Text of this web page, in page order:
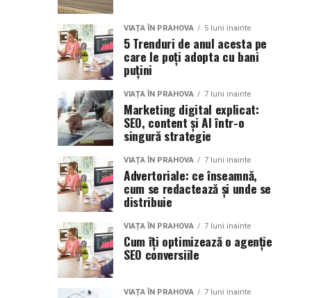
VIAȚA ÎN PRAHOVA 5 luni inainte
5 Trenduri de anul acesta pe
care le poți adopta cu bani
puțini
VIAȚA ÎN PRAHOVA 7 luni inainte
Marketing digital explicat:
SEO, content și AI într-o
singură strategie
VIAȚA ÎN PRAHOVA 7 luni inainte
Advertoriale: ce înseamnă,
cum se redactează și unde se
distribuie
VIAȚA ÎN PRAHOVA 7 luni inainte
Cum îți optimizează o agenție
SEO conversiile
VIAȚA ÎN PRAHOVA 7 luni inainte